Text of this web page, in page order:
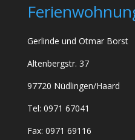
Gerlinde und Otmar Borst
Altenbergstr. 37
97720 Nüdlingen/Haard
Tel: 0971 67041
Fax: 0971 69116